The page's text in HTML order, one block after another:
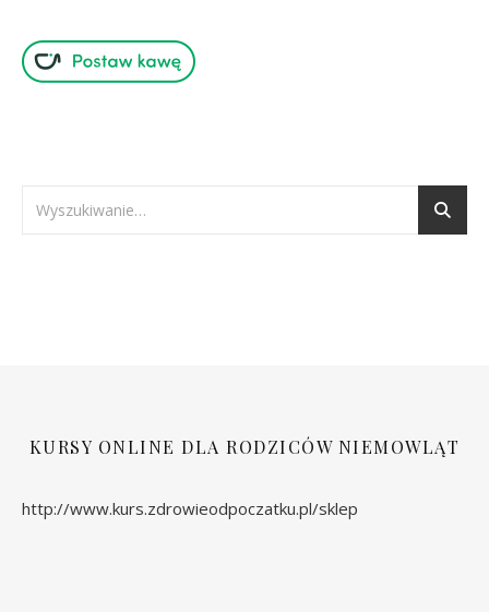
KURSY ONLINE DLA RODZICÓW NIEMOWLĄT
http://www.kurs.zdrowieodpoczatku.pl/sklep